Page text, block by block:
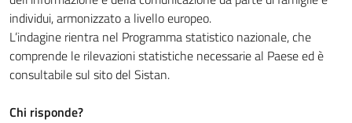
individui, armonizzato a livello europeo.
L’indagine rientra nel Programma statistico nazionale, che
comprende le rilevazioni statistiche necessarie al Paese ed è
consultabile sul sito del Sistan.
Chi risponde?